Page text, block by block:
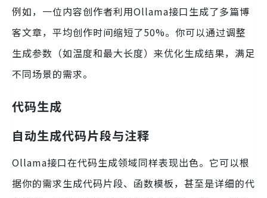
例如，一位内容创作者利用Ollama接口生成了多篇博
客文章，平均创作时间缩短了50%。你可以通过调整
生成参数（如温度和最大长度）来优化生成结果，满足
不同场景的需求。
代码生成
自动生成代码片段与注释
Ollama接口在代码生成领域同样表现出色。它可以根
据你的需求生成代码片段、函数模板，甚至是详细的代